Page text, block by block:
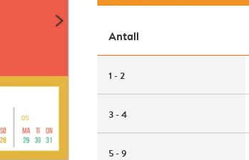
Antall
1 - 2
3 - 4
5 - 9